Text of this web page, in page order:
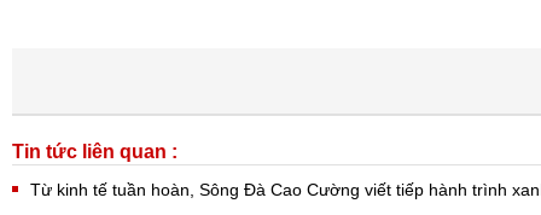
Tin tức liên quan :
Từ kinh tế tuần hoàn, Sông Đà Cao Cường viết tiếp hành trình